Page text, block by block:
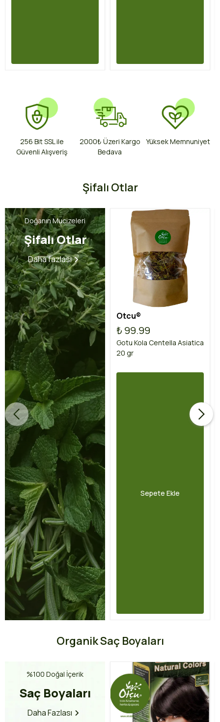
256 Bit SSL ile
Güvenli Alışveriş
2000₺ Üzeri Kargo
Bedava
Yüksek Memnuniyet
Şifalı Otlar
Doğanın Mucizeleri
Şifalı Otlar
Daha fazlası
Otcu®
₺ 99.99
Gotu Kola Centella Asiatica
20 gr
Sepete Ekle
Organik Saç Boyaları
%100 Doğal İçerik
Saç Boyaları
Daha Fazlası